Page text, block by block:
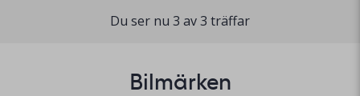
Du ser nu 3 av 3 träffar
Bilmärken